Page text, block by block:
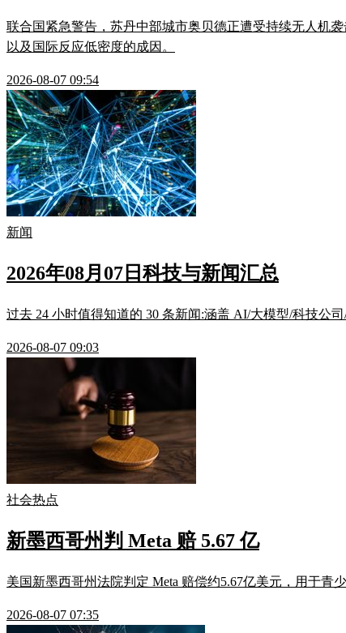
联合国紧急警告，苏丹中部城市奥贝德正遭受持续无人机
以及国际反应低密度的成因。
2026-08-07 09:54
新闻
2026年08月07日科技与新闻汇总
过去 24 小时值得知道的 30 条新闻:涵盖 AI/大模型/科技公
2026-08-07 09:03
社会热点
新墨西哥州判 Meta 赔 5.67 亿
美国新墨西哥州法院判定 Meta 赔偿约5.67亿美元，用于青
2026-08-07 07:35